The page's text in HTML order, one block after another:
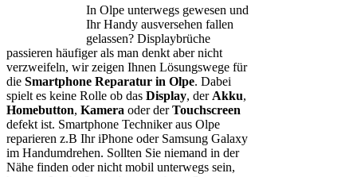
In Olpe unterwegs gewesen und
Ihr Handy ausversehen fallen
gelassen? Displaybrüche
passieren häufiger als man denkt aber nicht
verzweifeln, wir zeigen Ihnen Lösungswege für
die Smartphone Reparatur in Olpe. Dabei
spielt es keine Rolle ob das Display, der Akku,
Homebutton, Kamera oder derTouchscreen
defekt ist. Smartphone Techniker aus Olpe
reparieren z.B Ihr iPhone oder Samsung Galaxy
im Handumdrehen. Sollten Sie niemand in der
Nähe finden oder nicht mobil unterwegs sein,